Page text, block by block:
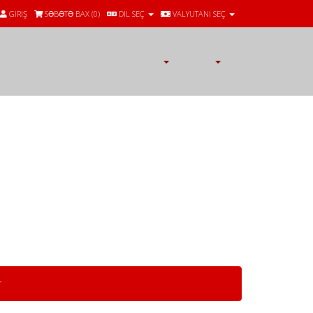
VALYUTANI SEÇ
DIL SEÇ
GIRIŞ SƏBƏTƏ BAX (0)